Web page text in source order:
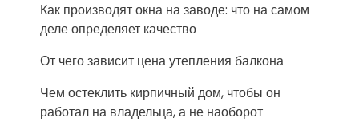
Как производят окна на заводе: что на самом
деле определяет качество
От чего зависит цена утепления балкона
Чем остеклить кирпичный дом, чтобы он
работал на владельца, а не наоборот